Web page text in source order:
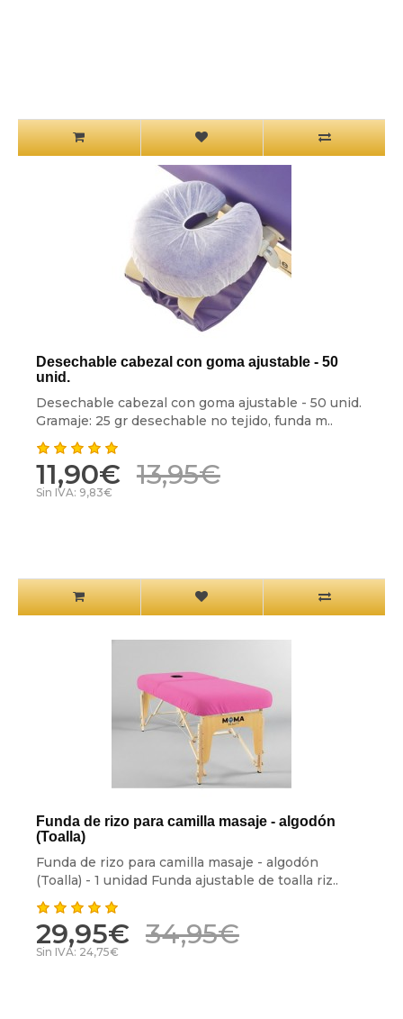
Desechable cabezal con goma ajustable - 50
unid.
Desechable cabezal con goma ajustable - 50 unid.
Gramaje: 25 gr desechable no tejido, funda m..
11,90€ 13,95€
Sin IVA: 9,83€
Funda de rizo para camilla masaje - algodón
(Toalla)
Funda de rizo para camilla masaje - algodón
(Toalla) - 1 unidad Funda ajustable de toalla riz..
29,95€ 34,95€
Sin IVA: 24,75€